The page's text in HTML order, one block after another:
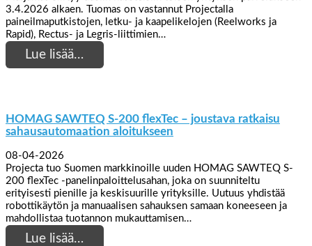
3.4.2026 alkaen. Tuomas on vastannut Projectalla
paineilmaputkistojen, letku- ja kaapelikelojen (Reelworks ja
Rapid), Rectus- ja Legris-liittimien…
Lue lisää…
HOMAG SAWTEQ S-200 flexTec – joustava ratkaisu
sahausautomaation aloitukseen
08-04-2026
Projecta tuo Suomen markkinoille uuden HOMAG SAWTEQ S-
200 flexTec -panelinpaloittelusahan, joka on suunniteltu
erityisesti pienille ja keskisuurille yrityksille. Uutuus yhdistää
robottikäytön ja manuaalisen sahauksen samaan koneeseen ja
mahdollistaa tuotannon mukauttamisen…
Lue lisää…